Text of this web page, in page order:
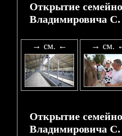
Открытие
Владимировича
→ см. ← → см.
Открытие
Владимировича